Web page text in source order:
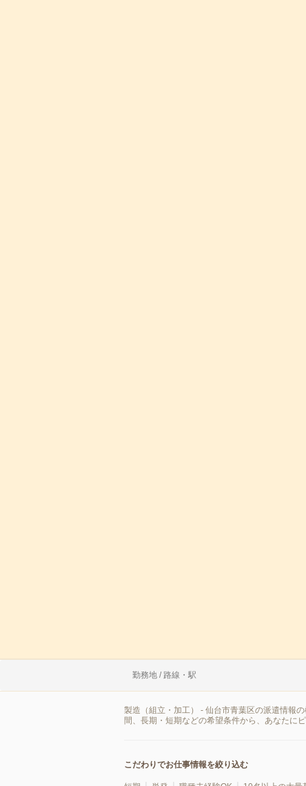
勤務地 / 路線・駅
製造（組立・加工） - 仙台市青葉区の派遣情報
間、長期・短期などの希望条件から、あなたに
こだわりでお仕事情報を絞り込む